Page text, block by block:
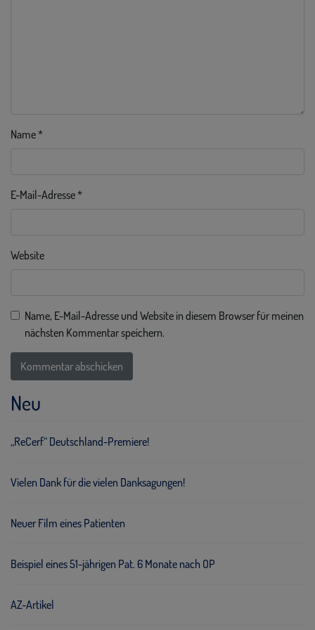
Name*
E-Mail-Adresse*
Website
Name, E-Mail-Adresse und Website in diesem Browser für meinen
nächsten Kommentar speichern.
Neu
„ReCerf“ Deutschland-Premiere!
Vielen Dank für die vielen Danksagungen!
Neuer Film eines Patienten
Beispiel eines 51-jährigen Pat. 6 Monate nach OP
AZ-Artikel